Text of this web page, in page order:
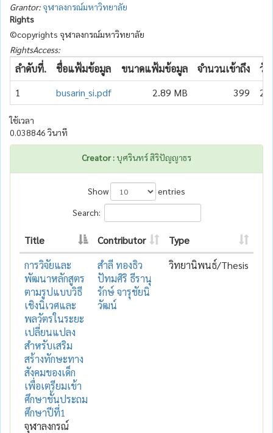
Grantor: จุฬาลงกรณ์มหาวิทยาลัย
Rights
©copyrights จุฬาลงกรณ์มหาวิทยาลัย
RightsAccess:
ลำดับที่. ชื่อแฟ้มข้อมูล ขนาดแฟ้มข้อมูล จำนวนเข้าถึง
วัน
1
busarin_si.pdf 2.89 MB 399
ใช้เวลา
0.038846 วินาที
Creator : บุศรินทร์ สิริปัญญาธร
Show
entries
Search:
Title Contributor
Type
การวิจัยและ
พัฒนาหลักสูตร
ตามรูปแบบวิธี
เชิงนิเวศและ
พลวัตรในระยะ
เปลี่ยนแปลง
สำหรับเสริม
สร้างทักษะทาง
สังคมของเด็ก
เพื่อเตรียมเข้า
ศึกษาชั้นประถม
ศึกษาปีที่1
จุฬาลงกรณ์
สำลี ทองธิว
ปัทมศิริ ธีรานุ
รักษ์ จารุชัยนิ
วัฒน์
วิทยานิพนธ์/Thesis